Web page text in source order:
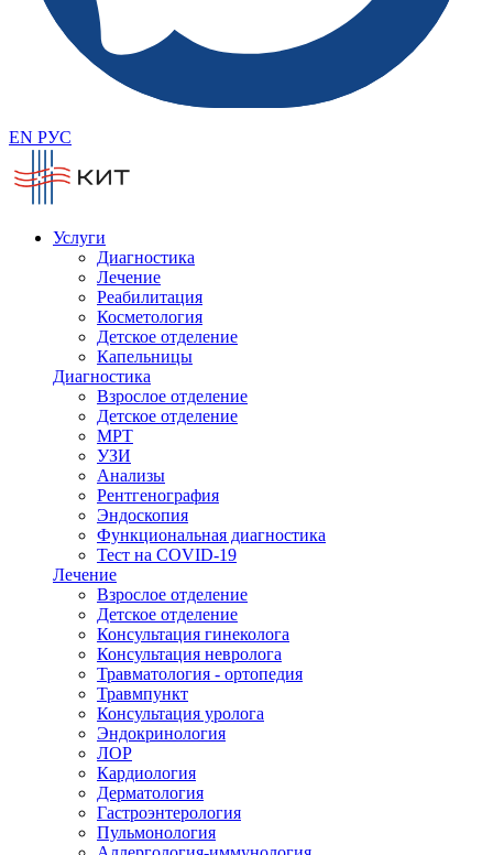
EN РУС
Услуги
Диагностика
Лечение
Реабилитация
Косметология
Детское отделение
Капельницы
Диагностика
Взрослое отделение
Детское отделение
МРТ
УЗИ
Анализы
Рентгенография
Эндоскопия
Функциональная диагностика
Тест на COVID-19
Лечение
Взрослое отделение
Детское отделение
Консультация гинеколога
Консультация невролога
Травматология - ортопедия
Травмпункт
Консультация уролога
Эндокринология
ЛОР
Кардиология
Дерматология
Гастроэнтерология
Пульмонология